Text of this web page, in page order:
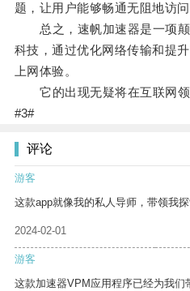
题，让用户能够畅通无阻地访
总之，速帆加速器是一项颠
科技，通过优化网络传输和提
上网体验。
它的出现无疑将在互联网领
#3#
评论
游客
这款app就像我的私人导师，带领我探
2024-02-01
游客
这款加速器VPM应用程序已经为我们